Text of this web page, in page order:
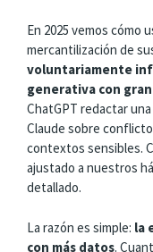
En 2025 vemos cómo
mercantilización de
voluntariamente
generativa con
ChatGPT redactar
Claude sobre
contextos sensibles.
ajustado a nuestros
detallado.
La razón es simple: la
con más datos.